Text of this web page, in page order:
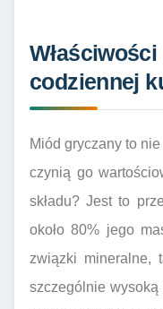
codziennej
Miód gryczany to
czynią go
składu? Jest to
około 80% jego
związki mineralne,
szczególnie